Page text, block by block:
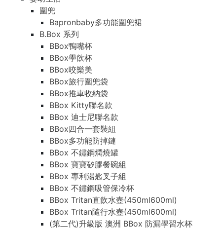
圍兜
Bapronbaby多功能圍兜裙
B.Box 系列
BBox鴨嘴杯
BBox學飲杯
BBox咬樂美
BBox旅行圍兜袋
BBox推車收納袋
BBox Kitty聯名款
BBox 迪士尼聯名款
BBox四合一套裝組
BBox多功能防掉鏈
BBox 不鏽鋼燜燒罐
BBox 寶寶矽膠餐碗組
BBox 專利湯匙叉子組
BBox 不鏽鋼吸管保冷杯
BBox Tritan直飲水壺(450ml600ml)
BBox Tritan隨行水壺(450ml600ml)
(第二代)升級版 澳洲 BBox 防漏學習水杯